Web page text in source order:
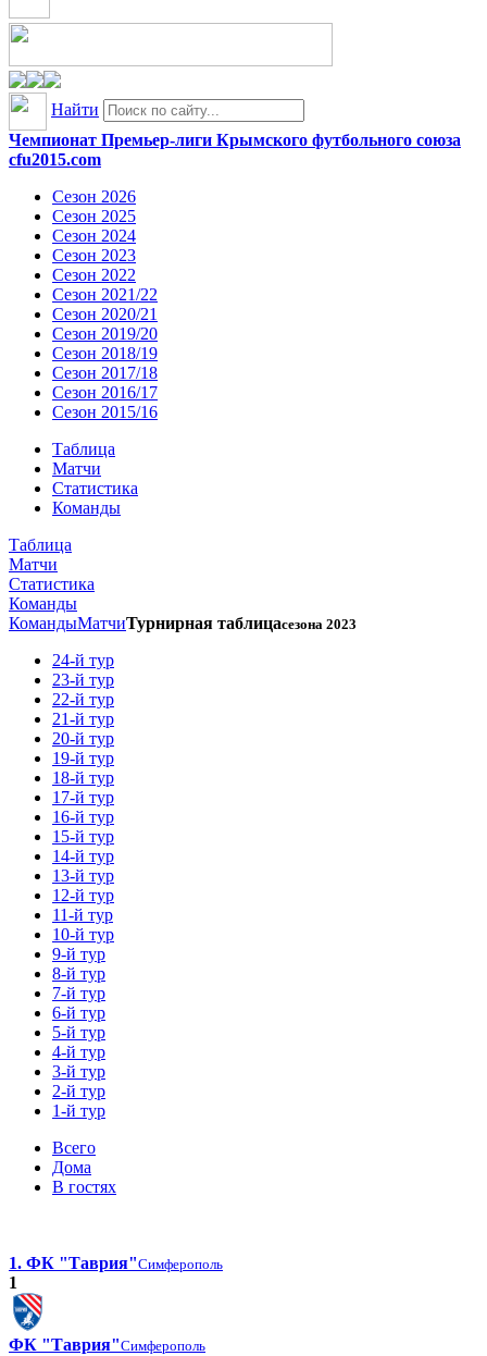
Найти
Чемпионат Премьер-лиги Крымского футбольного союза
cfu2015.com
Сезон 2026
Сезон 2025
Сезон 2024
Сезон 2023
Сезон 2022
Сезон 2021/22
Сезон 2020/21
Сезон 2019/20
Сезон 2018/19
Сезон 2017/18
Сезон 2016/17
Сезон 2015/16
Таблица
Матчи
Статистика
Команды
Таблица
Матчи
Статистика
Команды
КомандыМатчиТурнирная таблицасезона 2023
24-й тур
23-й тур
22-й тур
21-й тур
20-й тур
19-й тур
18-й тур
17-й тур
16-й тур
15-й тур
14-й тур
13-й тур
12-й тур
11-й тур
10-й тур
9-й тур
8-й тур
7-й тур
6-й тур
5-й тур
4-й тур
3-й тур
2-й тур
1-й тур
Всего
Дома
В гостях
1. ФК "Таврия"Симферополь
1
ФК "Таврия"Симферополь